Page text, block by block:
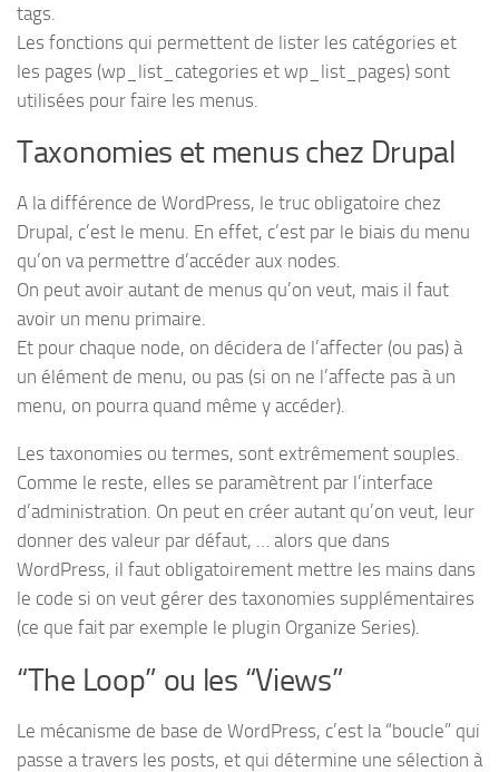
tags.
Les fonctions qui permettent de lister les catégories et
les pages (wp_list_categories et wp_list_pages) sont
utilisées pour faire les menus.
Taxonomies et menus chez Drupal
A la différence de WordPress, le truc obligatoire chez
Drupal, c’est le menu. En effet, c’est par le biais du menu
qu’on va permettre d’accéder aux nodes.
On peut avoir autant de menus qu’on veut, mais il faut
avoir un menu primaire.
Et pour chaque node, on décidera de l’affecter (ou pas) à
un élément de menu, ou pas (si on ne l’affecte pas à un
menu, on pourra quand même y accéder).
Les taxonomies ou termes, sont extrêmement souples.
Comme le reste, elles se paramètrent par l’interface
d’administration. On peut en créer autant qu’on veut, leur
donner des valeur par défaut, … alors que dans
WordPress, il faut obligatoirement mettre les mains dans
le code si on veut gérer des taxonomies supplémentaires
(ce que fait par exemple le plugin Organize Series).
“The Loop” ou les “Views”
Le mécanisme de base de WordPress, c’est la “boucle” qui
passe a travers les posts, et qui détermine une sélection à